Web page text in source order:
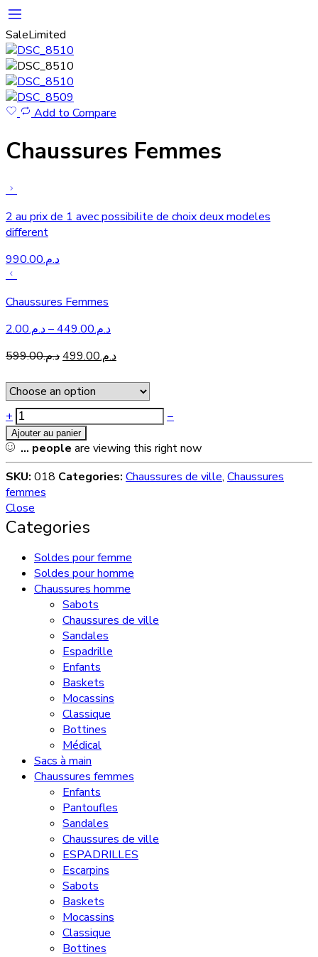
SaleLimited
Add to Compare
Chaussures Femmes
2 au prix de 1 avec possibilite de choix deux modeles
different
د.م.990.00
Chaussures Femmes
د.م.2.00 – د.م.449.00
د.م.599.00 د.م.499.00
+ −
Ajouter au panier
... people are viewing this right now
SKU: 018 Categories: Chaussures de ville, Chaussures
femmes
Close
Categories
Soldes pour femme
Soldes pour homme
Chaussures homme
Sabots
Chaussures de ville
Sandales
Espadrille
Enfants
Baskets
Mocassins
Classique
Bottines
Médical
Sacs à main
Chaussures femmes
Enfants
Pantoufles
Sandales
Chaussures de ville
ESPADRILLES
Escarpins
Sabots
Baskets
Mocassins
Classique
Bottines